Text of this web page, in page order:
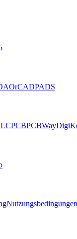
OrCADPADS
PCBWay
Nutzungsbedingungen